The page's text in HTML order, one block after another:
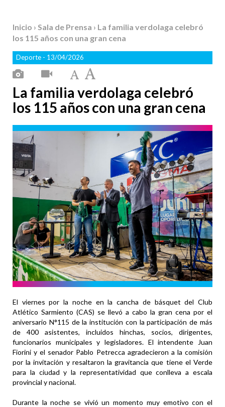
Inicio › Sala de Prensa › La familia verdolaga celebró
los 115 años con una gran cena
Deporte - 13/04/2026
La familia verdolaga celebró
los 115 años con una gran cena
El viernes por la noche en la cancha de básquet del Club
Atlético Sarmiento (CAS) se llevó a cabo la gran cena por el
aniversario N°115 de la institución con la participación de más
de 400 asistentes, incluidos hinchas, socios, dirigentes,
funcionarios municipales y legisladores. El intendente Juan
Fiorini y el senador Pablo Petrecca agradecieron a la comisión
por la invitación y resaltaron la gravitancia que tiene el Verde
para la ciudad y la representatividad que conlleva a escala
provincial y nacional.
Durante la noche se vivió un momento muy emotivo con el